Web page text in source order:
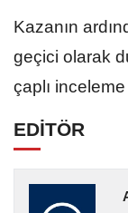
Kazanın
geçici olarak
çaplı inceleme
EDİTÖR